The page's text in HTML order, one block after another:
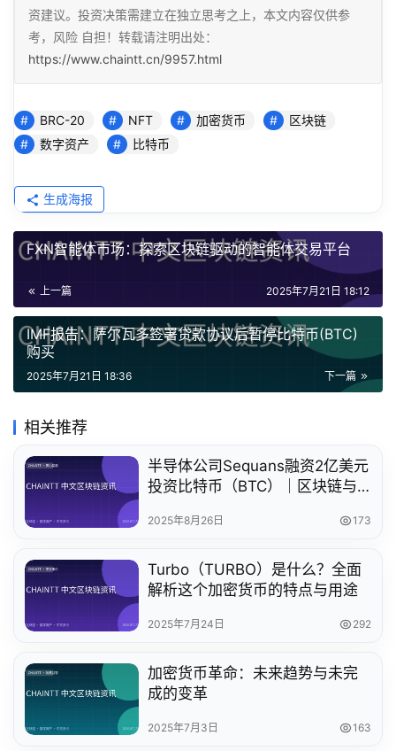
资建议。投资决策需建立在独立思考之上，本文内容仅供参
考，风险 自担！转载请注明出处：
https://www.chaintt.cn/9957.html
BRC-20 NFT 加密货币
区块链
数字资产
比特币
生成海报
FXN智能体市场：探索区块链驱动的智能体交易平台
上一篇 2025年7月21日 18:12
IMF报告：萨尔瓦多签署贷款协议后暂停比特币(BTC)
购买
下一篇
2025年7月21日 18:36
相关推荐
半导体公司Sequans融资2亿美元
投资比特币（BTC）｜区块链与
2025年8月26日 173
Turbo（TURBO）是什么？全面
解析这个加密货币的特点与用途
2025年7月24日 292
加密货币革命：未来趋势与未完
成的变革
2025年7月3日 163